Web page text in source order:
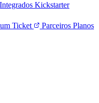
Kickstarter
Ticket Parceiros Planos